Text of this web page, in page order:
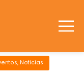
, Noticias